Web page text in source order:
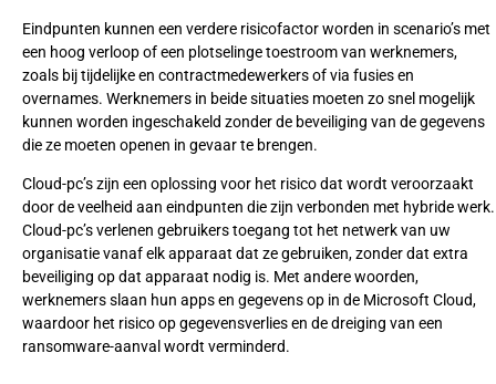
Eindpunten kunnen een verdere risicofactor worden in scenario’s met
een hoog verloop of een plotselinge toestroom van werknemers,
zoals bij tijdelijke en contractmedewerkers of via fusies en
overnames. Werknemers in beide situaties moeten zo snel mogelijk
kunnen worden ingeschakeld zonder de beveiliging van de gegevens
die ze moeten openen in gevaar te brengen.
Cloud-pc’s zijn een oplossing voor het risico dat wordt veroorzaakt
door de veelheid aan eindpunten die zijn verbonden met hybride werk.
Cloud-pc’s verlenen gebruikers toegang tot het netwerk van uw
organisatie vanaf elk apparaat dat ze gebruiken, zonder dat extra
beveiliging op dat apparaat nodig is. Met andere woorden,
werknemers slaan hun apps en gegevens op in de Microsoft Cloud,
waardoor het risico op gegevensverlies en de dreiging van een
ransomware-aanval wordt verminderd.